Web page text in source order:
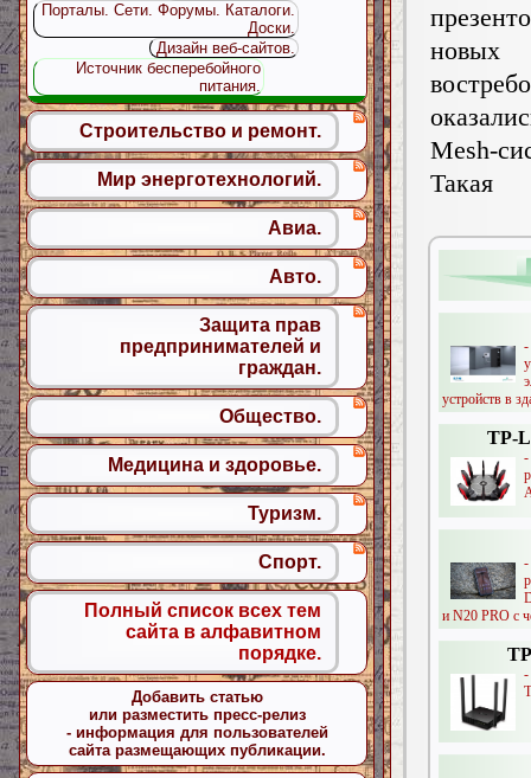
-
устройств в
TP-
-
-
и N20 PRO с
-
новых
Mesh-
Такая
Порталы. Сети. Форумы. Каталоги.
Доски.
Дизайн веб-сайтов.
Источник бесперебойного
питания.
Строительство и ремонт.
Мир энерготехнологий.
Авиа.
Авто.
Защита прав
предпринимателей и
граждан.
Общество.
Медицина и здоровье.
Туризм.
Спорт.
Полный список всех тем
сайта в алфавитном
порядке.
Добавить статью
или разместить пресс-релиз
- информация для пользователей
сайта размещающих публикации.